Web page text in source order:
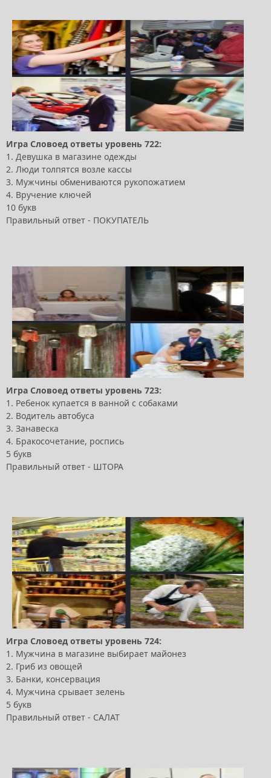
Игра Словоед ответы уровень 722:
1. Девушка в магазине одежды
2. Люди толпятся возле кассы
3. Мужчины обмениваются рукопожатием
4. Вручение ключей
10 букв
Правильный ответ - ПОКУПАТЕЛЬ
Игра Словоед ответы уровень 723:
1. Ребенок купается в ванной с собаками
2. Водитель автобуса
3. Занавеска
4. Бракосочетание, роспись
5 букв
Правильный ответ - ШТОРА
Игра Словоед ответы уровень 724:
1. Мужчина в магазине выбирает майонез
2. Гриб из овощей
3. Банки, консервация
4. Мужчина срывает зелень
5 букв
Правильный ответ - САЛАТ